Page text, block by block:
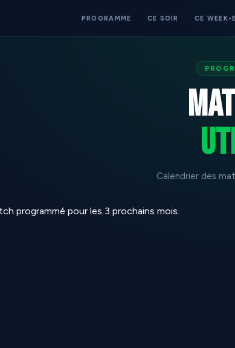
PROGRAMME CE SOIR CE WEEK-
Calendrier des
programmé pour les 3 prochains mois.